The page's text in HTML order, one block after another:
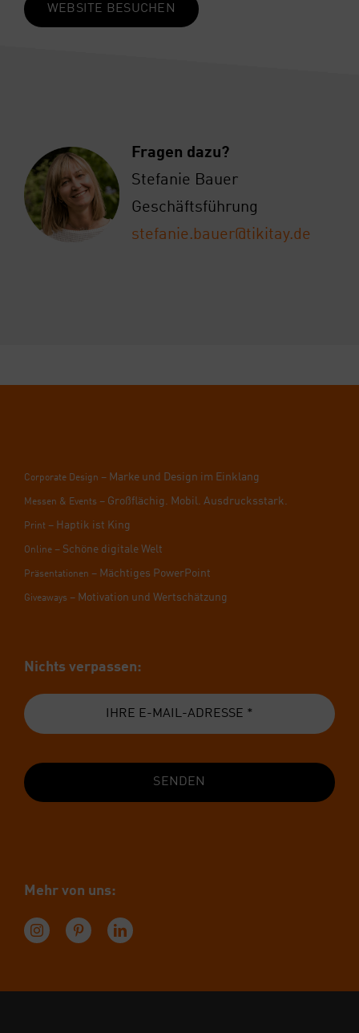
WEB­SITE BESU­CHEN
Fra­gen dazu?
Ste­fa­nie Bau­er
Geschäfts­füh­rung
stefanie.bauer@tikitay.de
Cor­po­ra­te Design – Mar­ke und Design im Ein­klang
Mes­sen & Events – Groß­flä­chig. Mobil. Aus­drucks­stark.
Print – Hap­tik ist King
Online – Schö­ne digi­ta­le Welt
Prä­sen­ta­tio­nen – Mäch­ti­ges Power­Point
Givea­ways – Moti­va­ti­on und Wert­schät­zung
Nichts ver­pas­sen:
SENDEN
Mehr von uns: